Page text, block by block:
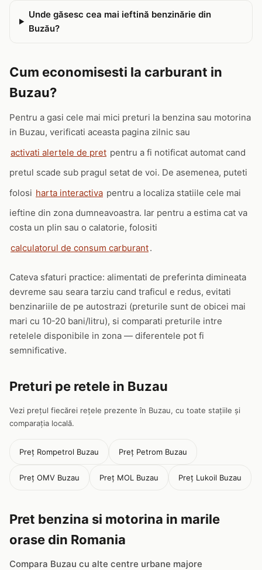
Unde găsesc cea mai ieftină benzinărie din
Buzău?
Cum economisesti la carburant in
Buzau?
Pentru a gasi cele mai mici preturi la benzina sau motorina
in Buzau, verificati aceasta pagina zilnic sau
activati alertele de pret pentru a fi notificat automat cand
pretul scade sub pragul setat de voi. De asemenea, puteti
folosi harta interactiva pentru a localiza statiile cele mai
ieftine din zona dumneavoastra. Iar pentru a estima cat va
costa un plin sau o calatorie, folositi
calculatorul de consum carburant.
Cateva sfaturi practice: alimentati de preferinta dimineata
devreme sau seara tarziu cand traficul e redus, evitati
benzinariile de pe autostrazi (preturile sunt de obicei mai
mari cu 10-20 bani/litru), si comparati preturile intre
retelele disponibile in zona — diferentele pot fi
semnificative.
Preturi pe retele in Buzau
Vezi prețul fiecărei rețele prezente în Buzau, cu toate stațiile și
comparația locală.
Preț Rompetrol Buzau Preț Petrom Buzau
Preț OMV Buzau Preț MOL Buzau Preț Lukoil Buzau
Pret benzina si motorina in marile
orase din Romania
Compara Buzau cu alte centre urbane majore